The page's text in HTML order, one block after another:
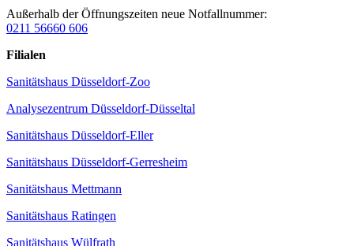
Außerhalb der Öffnungszeiten neue Notfallnummer:
0211 56660 606
Filialen
Sanitätshaus Düsseldorf-Zoo
Analysezentrum Düsseldorf-Düsseltal
Sanitätshaus Düsseldorf-Eller
Sanitätshaus Düsseldorf-Gerresheim
Sanitätshaus Mettmann
Sanitätshaus Ratingen
Sanitätshaus Wülfrath